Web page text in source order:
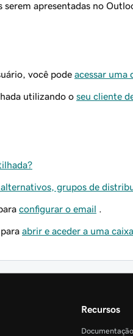
apresentadas no
você pode acessar uma
utilizando o seu cliente
grupos de
configurar o email .
abrir e aceder a uma
Recursos